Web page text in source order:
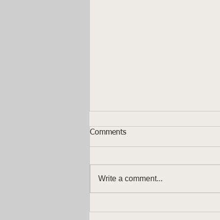
Comments
Write a comment...